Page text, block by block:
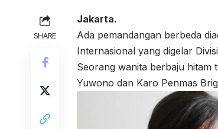
SHARE
Jakarta.
Ada pemandangan berbeda
Internasional yang digelar
Seorang wanita berbaju hitam
Yuwono dan Karo Penmas